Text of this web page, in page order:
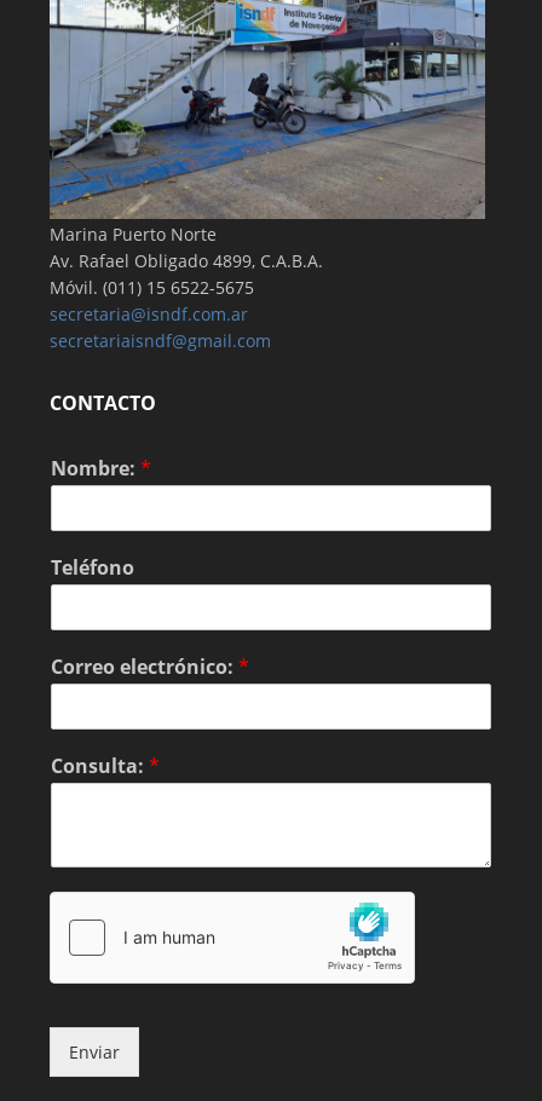
Marina Puerto Norte
Av. Rafael Obligado 4899, C.A.B.A.
Móvil. (011) 15 6522-5675
secretaria@isndf.com.ar
secretariaisndf@gmail.com
CONTACTO
Nombre: *
Teléfono
Correo electrónico: *
Consulta: *
Enviar